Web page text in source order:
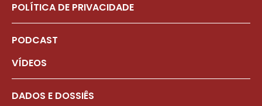
POLÍTICA DE PRIVACIDADE
PODCAST
VÍDEOS
DADOS E DOSSIÊS